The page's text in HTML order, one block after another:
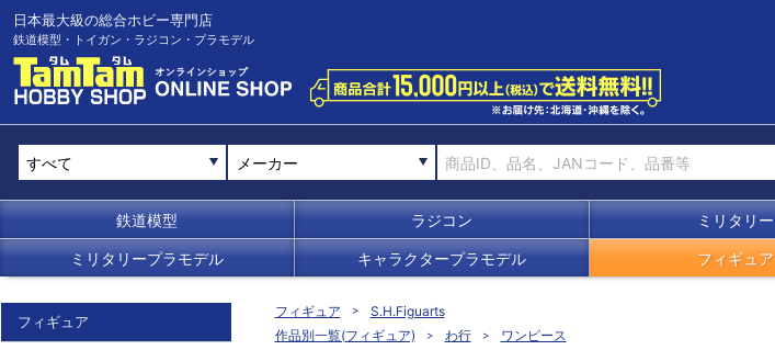
日本最大級の総合ホビー専門店
鉄道模型・トイガン・ラジコン・プラモデル
メーカー
鉄道模型 ラジコン ミリタリー
ミリタリープラモデル キャラクタープラモデル フィギュア
フィギュア
S.H.Figuarts
作品別一覧(フィギュア)
わ行 ワンピース
フィギュア